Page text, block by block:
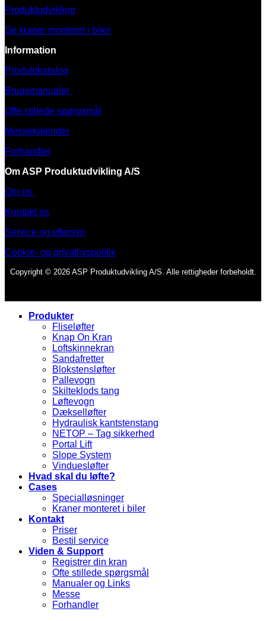
Produktudvikling
Se kraner monteret i biler
Information
Produktkatalog
Brugsmanualer
Ofte stillede spørgsmål
Messekalender
Forhandler
Om ASP Produktudvikling A/S
Om os
Kontakt os
Service og eftersyn
Cookie- og privatlivspolitik
Copyright © 2026 ASP Produktudvikling A/S. Alle rettigheder forbeholdt.
Produkter
Fliseløfter
Knap On Kran
Loftskinnekran
Sandafretter
Blokstensløfter
Pallevogn
Skilteklods tang
Løftevogn
Dækselløfter
Hydraulisk kantstenstang
NETOP – Tag sikkerhed
Portal Lift
Slope System
Vinduesløfter
Hvad skal du løfte?
Cases
Specialløsninger
Kraner monteret i biler
Kontakt
Priser
Bestil service
Viden & Support
Registrer din kran
Ofte stillede spørgsmål
Manualer og Links
Messe
Forhandler